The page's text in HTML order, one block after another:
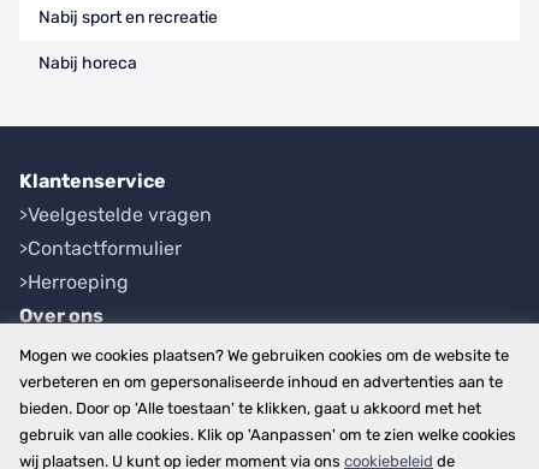
Nabij sport en recreatie
Nabij horeca
Klantenservice
Veelgestelde vragen
Contactformulier
Herroeping
Over ons
Bedrijfsgegevens
Werkwijze
Overzichten
Plaatsen
Mogen we cookies plaatsen? We gebruiken cookies om de website te
verbeteren en om gepersonaliseerde inhoud en advertenties aan te
bieden. Door op 'Alle toestaan' te klikken, gaat u akkoord met het
gebruik van alle cookies. Klik op 'Aanpassen' om te zien welke cookies
wij plaatsen. U kunt op ieder moment via ons cookiebeleid de